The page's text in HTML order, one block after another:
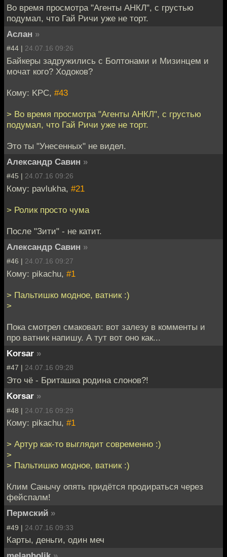
Во время просмотра "Агенты АНКЛ", с грустью
подумал, что Гай Ричи уже не торт.
Аслан »
#44 | 24.07.16 09:26
Байкеры задружились с Болтонами и Мизинцем и
мочат кого? Ходоков?
Кому: KPC, #43
> Во время просмотра "Агенты АНКЛ", с грустью
подумал, что Гай Ричи уже не торт.
Это ты "Унесенных" не видел.
Александр Савин »
#45 | 24.07.16 09:26
Кому: pavlukha, #21
> Ролик просто чума
После "Зити" - не катит.
Александр Савин »
#46 | 24.07.16 09:27
Кому: pikachu, #1
> Пальтишко модное, ватник :)
>
Пока смотрел смаковал: вот залезу в комменты и
про ватник напишу. А тут вот оно как...
Korsar »
#47 | 24.07.16 09:28
Это чё - Бриташка родина слонов?!
Korsar »
#48 | 24.07.16 09:29
Кому: pikachu, #1
> Артур как-то выглядит современно :)
>
> Пальтишко модное, ватник :)
Клим Санычу опять придётся продираться через
фейспалм!
Пермский »
#49 | 24.07.16 09:33
Карты, деньги, один меч